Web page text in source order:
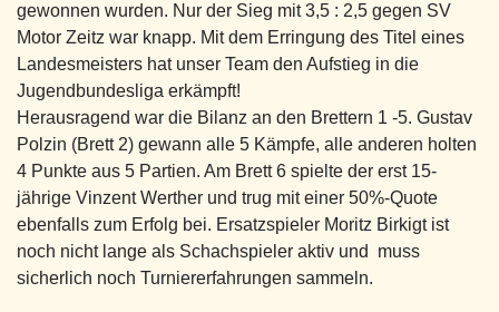
gewonnen wurden. Nur der Sieg mit 3,5 : 2,5 gegen SV
Motor Zeitz war knapp. Mit dem Erringung des Titel eines
Landesmeisters hat unser Team den Aufstieg in die
Jugendbundesliga erkämpft!
Herausragend war die Bilanz an den Brettern 1 -5. Gustav
Polzin (Brett 2) gewann alle 5 Kämpfe, alle anderen holten
4 Punkte aus 5 Partien. Am Brett 6 spielte der erst 15-
jährige Vinzent Werther und trug mit einer 50%-Quote
ebenfalls zum Erfolg bei. Ersatzspieler Moritz Birkigt ist
noch nicht lange als Schachspieler aktiv und muss
sicherlich noch Turniererfahrungen sammeln.